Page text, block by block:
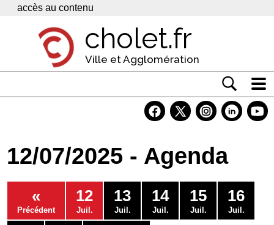
Panneau de gestion des cookies
accès au contenu
cholet.fr
Ville et Agglomération
Economie
Services
Contacts
12/07/2025 - Agenda
«
Précédent
12
Juil.
13
Juil.
14
Juil.
15
Juil.
16
Juil.